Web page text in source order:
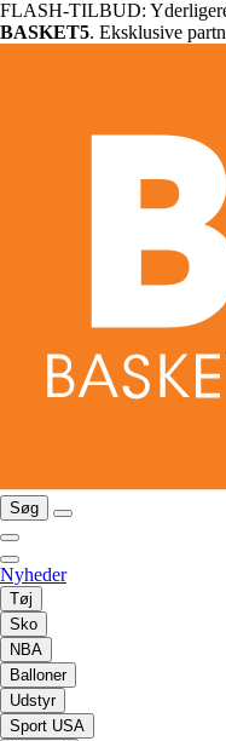
FLASH-TILBUD:
BASKET5. Eksklusive
Søg
Nyheder
Tøj
Sko
NBA
Balloner
Udstyr
Sport USA